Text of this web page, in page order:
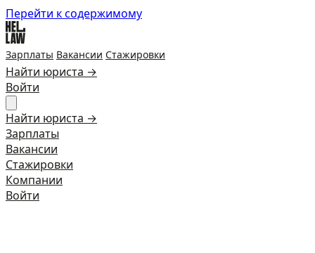
Перейти к содержимому
Зарплаты Вакансии Стажировки
Найти юриста →
Войти
Найти юриста →
Зарплаты
Вакансии
Стажировки
Компании
Войти